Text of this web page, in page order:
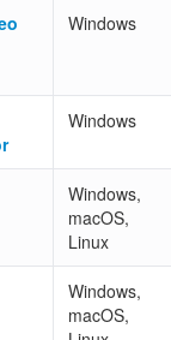
Windows
Windows
Windows,
macOS,
Linux
Windows,
macOS,